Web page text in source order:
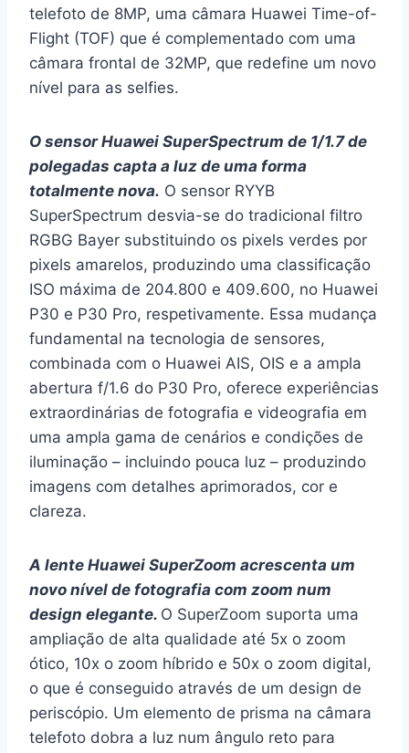
telefoto de 8MP, uma câmara Huawei Time-of-
Flight (TOF) que é complementado com uma
câmara frontal de 32MP, que redefine um novo
nível para as selfies.
O sensor Huawei SuperSpectrum de 1/1.7 de
polegadas capta a luz de uma forma
totalmente nova. O sensor RYYB
SuperSpectrum desvia-se do tradicional filtro
RGBG Bayer substituindo os pixels verdes por
pixels amarelos, produzindo uma classificação
ISO máxima de 204.800 e 409.600, no Huawei
P30 e P30 Pro, respetivamente. Essa mudança
fundamental na tecnologia de sensores,
combinada com o Huawei AIS, OIS e a ampla
abertura f/1.6 do P30 Pro, oferece experiências
extraordinárias de fotografia e videografia em
uma ampla gama de cenários e condições de
iluminação – incluindo pouca luz – produzindo
imagens com detalhes aprimorados, cor e
clareza.
A lente Huawei SuperZoom acrescenta um
novo nível de fotografia com zoom num
design elegante. O SuperZoom suporta uma
ampliação de alta qualidade até 5x o zoom
ótico, 10x o zoom híbrido e 50x o zoom digital,
o que é conseguido através de um design de
periscópio. Um elemento de prisma na câmara
telefoto dobra a luz num ângulo reto para